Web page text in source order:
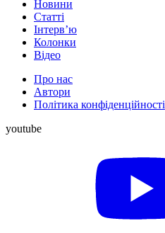
Новини
Статті
Інтерв’ю
Колонки
Відео
Про нас
Автори
Політика конфіденційності
youtube